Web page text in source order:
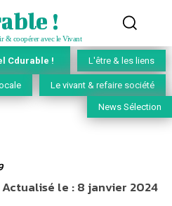
!
& coopérer avec le Vivant
Cdurable ! L'être & les liens
Le vivant & refaire société
News Sélection
Actualisé le :8 janvier 2024